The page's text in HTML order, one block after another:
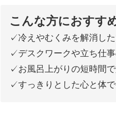
こんな方におすす
✓冷えやむくみを解消し
✓デスクワークや立ち仕
✓お風呂上がりの短時間
✓すっきりとした心と体